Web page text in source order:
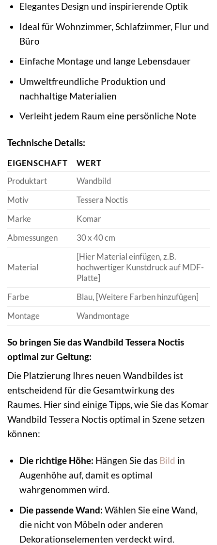
Elegantes Design und inspirierende Optik
Ideal für Wohnzimmer, Schlafzimmer, Flur und
Büro
Einfache Montage und lange Lebensdauer
Umweltfreundliche Produktion und
nachhaltige Materialien
Verleiht jedem Raum eine persönliche Note
Technische Details:
EIGENSCHAFT
WERT
Produktart
Wandbild
Motiv
Tessera Noctis
Marke
Komar
Abmessungen
30 x 40 cm
Material
[Hier Material einfügen, z.B.
hochwertiger Kunstdruck auf MDF-
Platte]
Farbe
Blau, [Weitere Farben hinzufügen]
Montage
Wandmontage
So bringen Sie das Wandbild Tessera Noctis
optimal zur Geltung:
Die Platzierung Ihres neuen Wandbildes ist
entscheidend für die Gesamtwirkung des
Raumes. Hier sind einige Tipps, wie Sie das Komar
Wandbild Tessera Noctis optimal in Szene setzen
können:
Die richtige Höhe: Hängen Sie das Bild in
Augenhöhe auf, damit es optimal
wahrgenommen wird.
Die passende Wand: Wählen Sie eine Wand,
die nicht von Möbeln oder anderen
Dekorationselementen verdeckt wird.